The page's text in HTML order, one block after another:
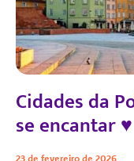
Cidades da
se encantar ♥
23 de fevereiro de 2026